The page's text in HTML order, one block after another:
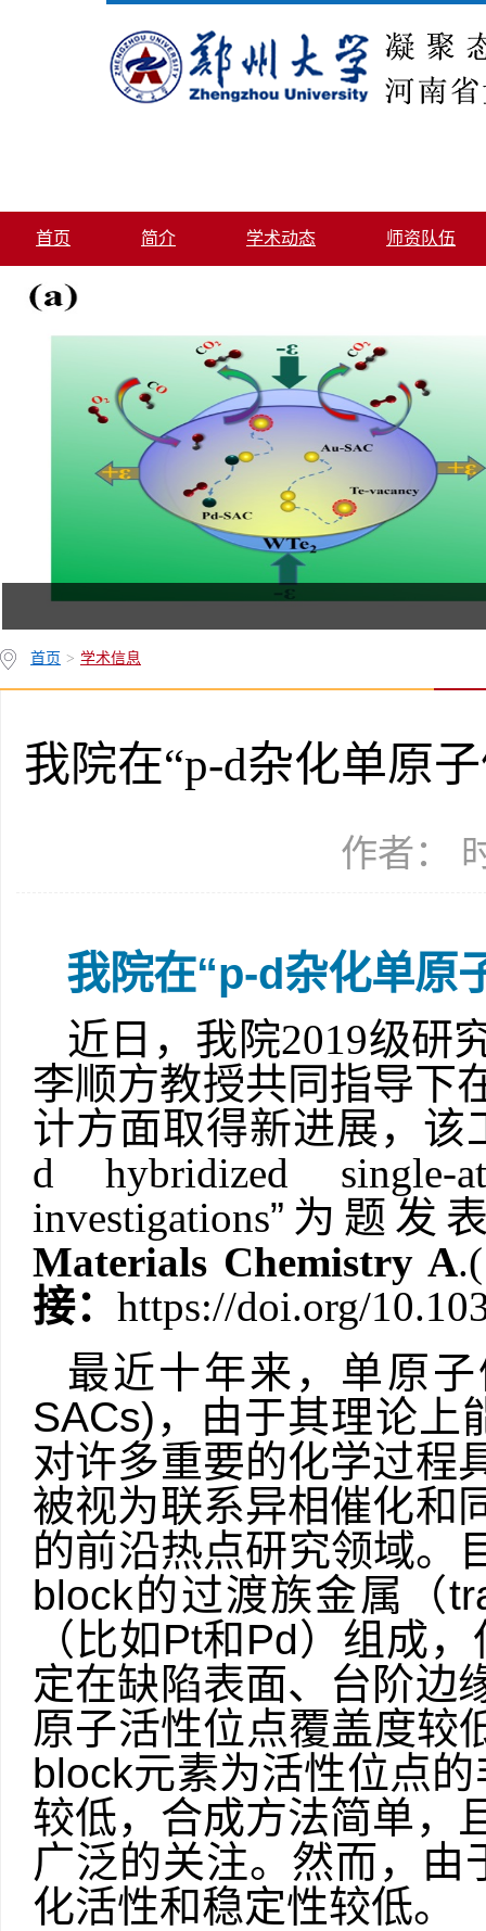
首页 简介 学术动态 师资队伍
首页 > 学术信息
我院在“p-d杂化单原
作者：
我院在“p-d杂化单原
近日，我院2019级研
李顺方教授共同指导下
计方面取得新进展，该
d hybridized single-
investigations”为题发
Materials Chemistry A.(
接： https://doi.org/
最近十年来，单原
SACs) ，由于其理论上
对许多重要的化学过程
被视为联系异相催化和
的前沿热点研究领域。
block的过渡族金属（
（比如Pt和 Pd）组成，
定在缺陷表面、台阶边
原子活性位点覆盖度较
block元素为活性位点
较低，合成方法简单，
广泛的关注。然而，由
化活性和稳定性较低。